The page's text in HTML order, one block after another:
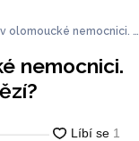
olomoucké nemocnici. J
nemocnici.